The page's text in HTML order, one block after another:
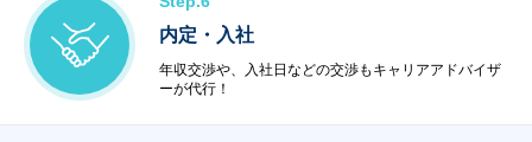
内定・入社
年収交渉や、入社日などの交渉もキャリアアドバイザ
ーが代行！